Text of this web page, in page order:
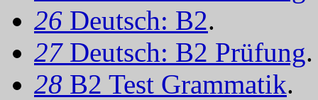
26 Deutsch: B2.
27 Deutsch: B2 Prüfung.
28 B2 Test Grammatik.